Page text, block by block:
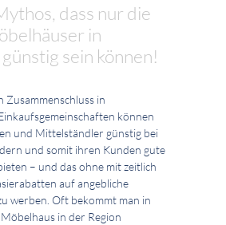
dass nur die
in
sein können!
Zusammenschluss in
können
und Mittelständler günstig bei
und somit ihren Kunden gute
– und das ohne mit zeitlich
auf angebliche
werben. Oft bekommt man in
in der Region